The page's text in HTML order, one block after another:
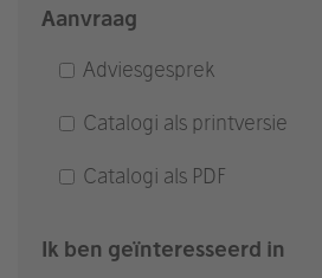
Aanvraag
Adviesgesprek
Catalogi als printversie
Catalogi als PDF
Ik ben geïnteresseerd in